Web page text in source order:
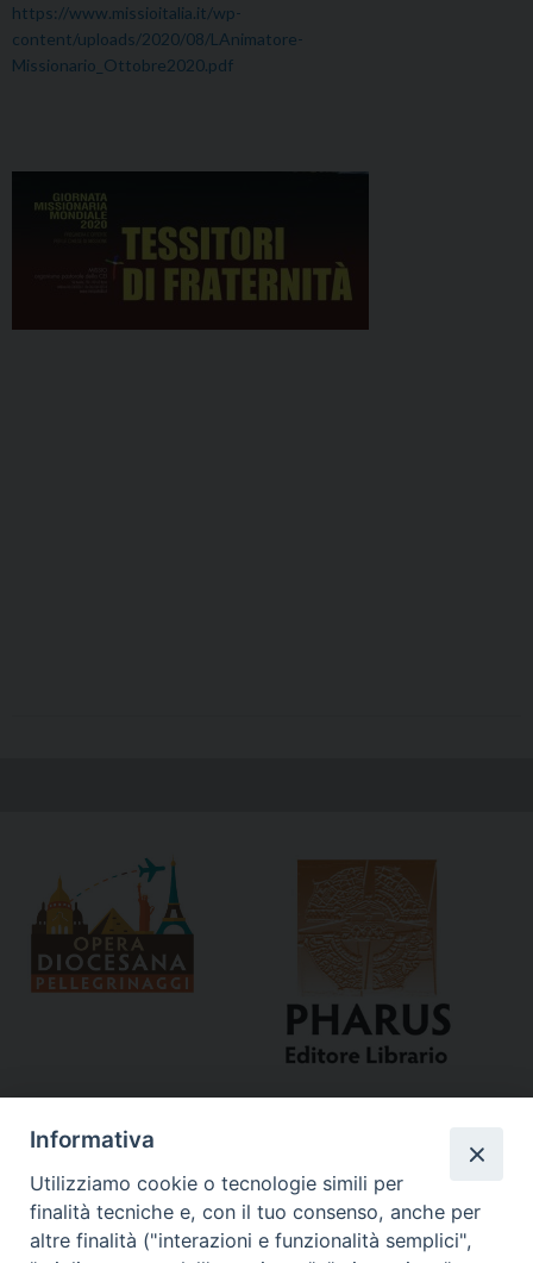
https://www.missioitalia.it/wp-
content/uploads/2020/08/LAnimatore-
Missionario_Ottobre2020.pdf
Informativa
Utilizziamo cookie o tecnologie simili per
finalità tecniche e, con il tuo consenso, anche per
altre finalità ("interazioni e funzionalità semplici",